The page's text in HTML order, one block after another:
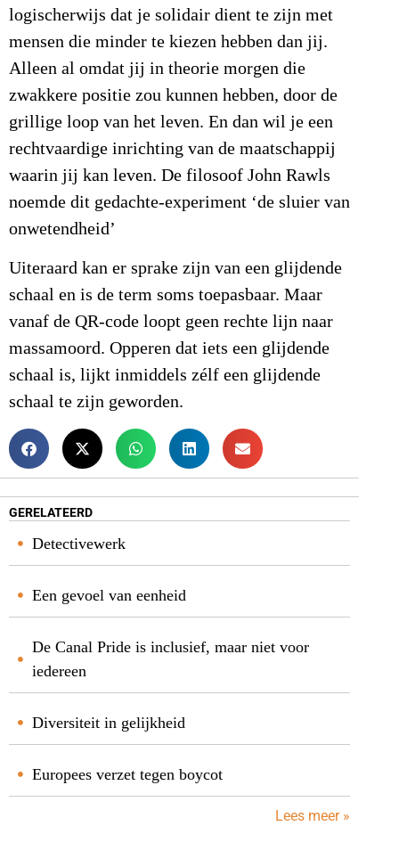
logischerwijs dat je solidair dient te zijn met
mensen die minder te kiezen hebben dan jij.
Alleen al omdat jij in theorie morgen die
zwakkere positie zou kunnen hebben, door de
grillige loop van het leven. En dan wil je een
rechtvaardige inrichting van de maatschappij
waarin jij kan leven. De filosoof John Rawls
noemde dit gedachte-experiment ‘de sluier van
onwetendheid’
Uiteraard kan er sprake zijn van een glijdende
schaal en is de term soms toepasbaar. Maar
vanaf de QR-code loopt geen rechte lijn naar
massamoord. Opperen dat iets een glijdende
schaal is, lijkt inmiddels zélf een glijdende
schaal te zijn geworden.
GERELATEERD
Detectivewerk
Een gevoel van eenheid
De Canal Pride is inclusief, maar niet voor
iedereen
Diversiteit in gelijkheid
Europees verzet tegen boycot
Lees meer »